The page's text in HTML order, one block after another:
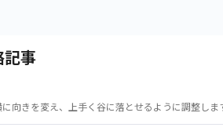
記事
向きを変え、上手く谷に落とせるように調整しま